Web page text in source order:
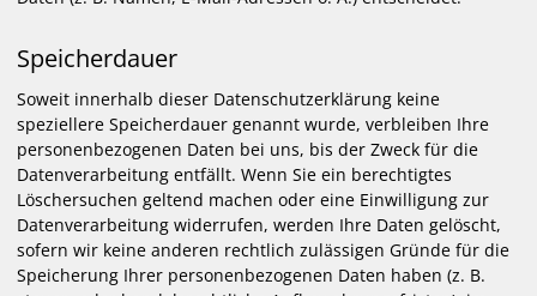
Speicherdauer
Soweit innerhalb dieser Datenschutzerklärung keine
speziellere Speicherdauer genannt wurde, verbleiben Ihre
personenbezogenen Daten bei uns, bis der Zweck für die
Datenverarbeitung entfällt. Wenn Sie ein berechtigtes
Löschersuchen geltend machen oder eine Einwilligung zur
Datenverarbeitung widerrufen, werden Ihre Daten gelöscht,
sofern wir keine anderen rechtlich zulässigen Gründe für die
Speicherung Ihrer personenbezogenen Daten haben (z. B.